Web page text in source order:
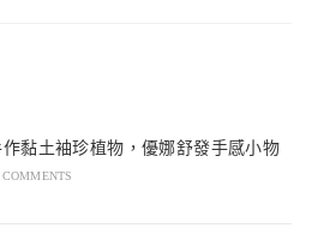
黏土袖珍植物，優娜舒發手感小物
COMMENTS